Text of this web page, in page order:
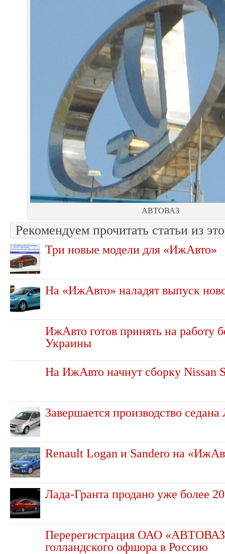
АВТОВАЗ
Рекомендуем прочитать статьи из
Три новые модели для «ИжАвто»
На «ИжАвто» наладят выпуск
ИжАвто готов принять на работу
Украины
На ИжАвто начнут сборку Nissan
Завершается производство
Renault Logan и Sandero на
Лада-Гранта продано уже более
Перерегистрация ОАО
голландского офшора в Россию